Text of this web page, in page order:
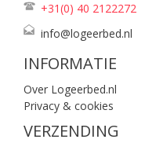
+31(0) 40 2122272
info@logeerbed.nl
INFORMATIE
Over Logeerbed.nl
Privacy & cookies
VERZENDING